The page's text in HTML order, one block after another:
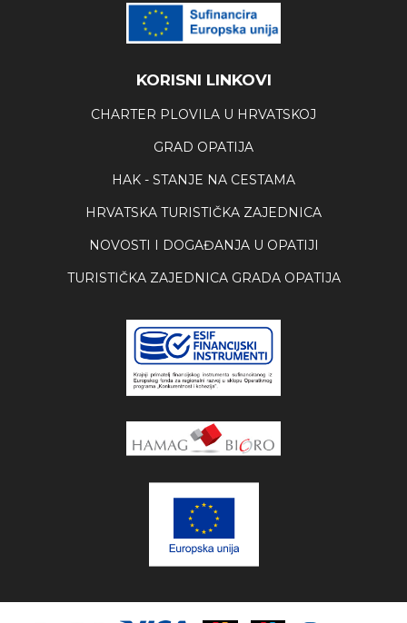
KORISNI LINKOVI
CHARTER PLOVILA U HRVATSKOJ
GRAD OPATIJA
HAK - STANJE NA CESTAMA
HRVATSKA TURISTIČKA ZAJEDNICA
NOVOSTI I DOGAĐANJA U OPATIJI
TURISTIČKA ZAJEDNICA GRADA OPATIJA